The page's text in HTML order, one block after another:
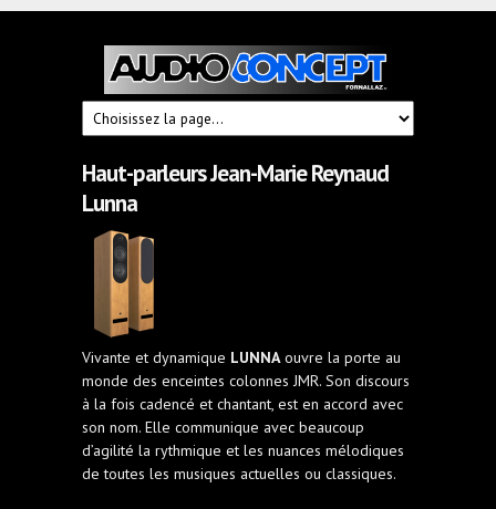
Audioconcept
Fornallaz
Haut-parleurs Jean-Marie Reynaud
Lunna
Vivante et dynamique LUNNA ouvre la porte au
monde des enceintes colonnes JMR. Son discours
à la fois cadencé et chantant, est en accord avec
son nom. Elle communique avec beaucoup
d’agilité la rythmique et les nuances mélodiques
de toutes les musiques actuelles ou classiques.